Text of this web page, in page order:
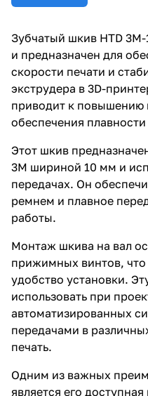
Зубчатый шкив HTD
и предназначен для
скорости печати и
экструдера в 3D-
приводит к повышению
обеспечения
Этот шкив
3M шириной 10 мм и
передачах. Он
ремнем и плавное
работы.
Монтаж шкива на вал
прижимных винтов, что
удобство установки.
использовать при
автоматизированных
передачами в
печать.
Одним из важных
является его